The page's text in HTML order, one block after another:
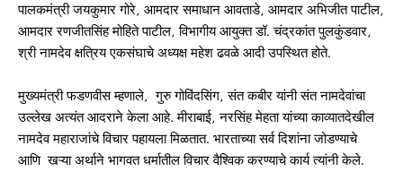
पालकमंत्री जयकुमार गोरे, आमदार समाधान आवताडे, आमदार अभिजीत पाटील,
आमदार रणजीतसिंह मोहिते पाटील, विभागीय आयुक्त डॉ. चंद्रकांत पुलकुंडवार,
श्री नामदेव क्षत्रिय एकसंघाचे अध्यक्ष महेश ढवळे आदी उपस्थित होते.
मुख्यमंत्री फडणवीस म्हणाले, गुरु गोविंदसिंग, संत कबीर यांनी संत नामदेवांचा
उल्लेख अत्यंत आदराने केला आहे. मीराबाई, नरसिंह मेहता यांच्या काव्यातदेखील
नामदेव महाराजांचे विचार पहायला मिळतात. भारताच्या सर्व दिशांना जोडण्याचे
आणि खऱ्या अर्थाने भागवत धर्मातील विचार वैश्विक करण्याचे कार्य त्यांनी केले.